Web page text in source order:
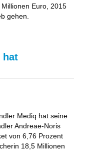
Euro, 2015
gehen.
hat
Mediq hat seine
Andreae-Noris
von 6,76 Prozent
18,5 Millionen